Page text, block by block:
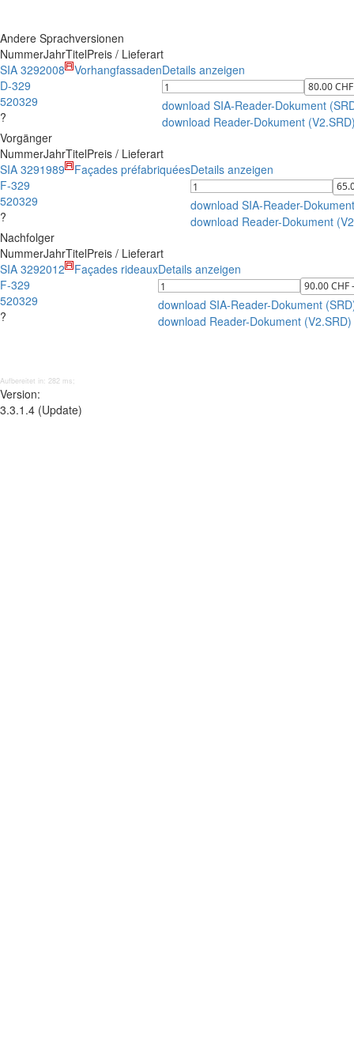
Andere Sprachversionen
NummerJahrTitelPreis / Lieferart
SIA 329
D-329
520329
?
2008 VorhangfassadenDetails anzeigen
download SIA-Reader-Dokument
download Reader-Dokument
Vorgänger
NummerJahrTitelPreis / Lieferart
SIA 329
F-329
520329
?
1989 Façades préfabriquéesDetails anzeigen
download SIA-Reader-
download Reader-Dokument
Nachfolger
NummerJahrTitelPreis / Lieferart
SIA 329
F-329
520329
?
2012 Façades rideauxDetails anzeigen
download SIA-Reader-Dokument
download Reader-Dokument (V2.SRD)
Aufbereitet in: 282 ms;
Version:
3.3.1.4 (Update)